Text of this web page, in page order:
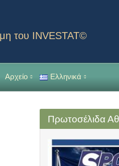
του INVESTAT©
Αρχείο Ελληνικά
Πρωτοσέλιδα